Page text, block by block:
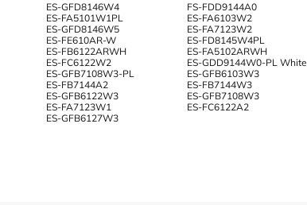
ES-GFD8146W4 FS-FDD9144A0
ES-FA5101W1PL ES-FA6103W2
ES-GFD8146W5 ES-FA7123W2
ES-FE610AR-W ES-FD8145W4PL
ES-FB6122ARWH ES-FA5102ARWH
ES-FC6122W2 ES-GDD9144W0-PL White
ES-GFB7108W3-PL ES-GFB6103W3
ES-FB7144A2 ES-FB7144W3
ES-GFB6122W3 ES-GFB7108W3
ES-FA7123W1 ES-FC6122A2
ES-GFB6127W3